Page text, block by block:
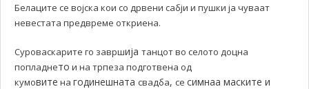
Белаците се војска кои со дрвени сабји и пушки ја чуваат
невестата предвреме откриена.
Суроваскарите го завршија танцот во селото доцна
попладнето и на трпеза подготвена од
кумовите на годинешната свадба, се симнаа маските и